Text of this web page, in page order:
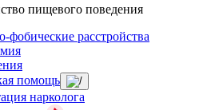
пищевого поведения
фобические расстройства
помощь
нарколога